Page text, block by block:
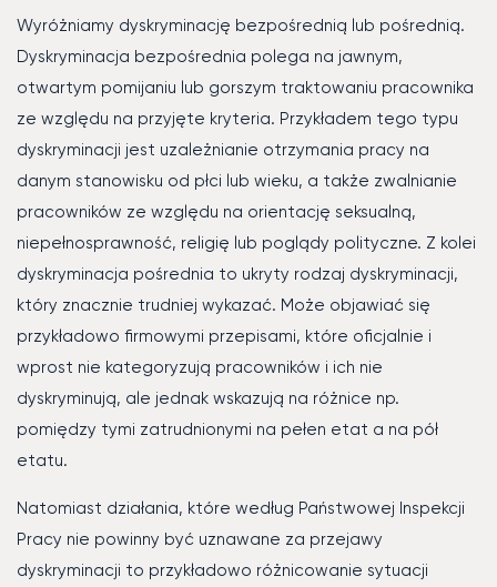
Wyróżniamy dyskryminację bezpośrednią lub pośrednią.
Dyskryminacja bezpośrednia polega na jawnym,
otwartym pomijaniu lub gorszym traktowaniu pracownika
ze względu na przyjęte kryteria. Przykładem tego typu
dyskryminacji jest uzależnianie otrzymania pracy na
danym stanowisku od płci lub wieku, a także zwalnianie
pracowników ze względu na orientację seksualną,
niepełnosprawność, religię lub poglądy polityczne. Z kolei
dyskryminacja pośrednia to ukryty rodzaj dyskryminacji,
który znacznie trudniej wykazać. Może objawiać się
przykładowo firmowymi przepisami, które oficjalnie i
wprost nie kategoryzują pracowników i ich nie
dyskryminują, ale jednak wskazują na różnice np.
pomiędzy tymi zatrudnionymi na pełen etat a na pół
etatu.
Natomiast działania, które według Państwowej Inspekcji
Pracy nie powinny być uznawane za przejawy
dyskryminacji to przykładowo różnicowanie sytuacji